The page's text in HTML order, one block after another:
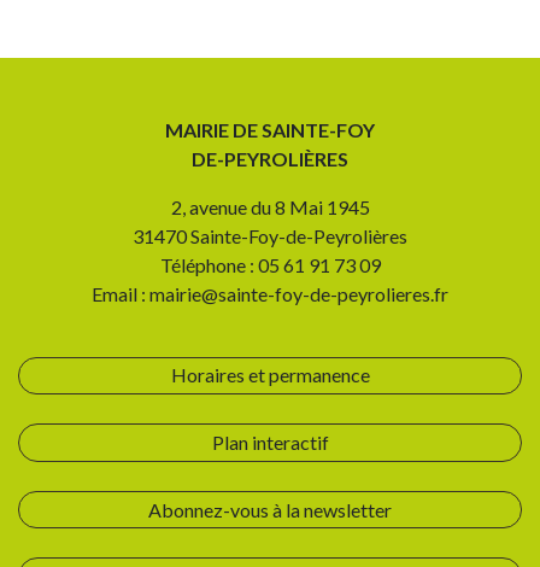
MAIRIE DE SAINTE-FOY
DE-PEYROLIÈRES
2, avenue du 8 Mai 1945
31470 Sainte-Foy-de-Peyrolières
Téléphone : 05 61 91 73 09
Email : mairie@sainte-foy-de-peyrolieres.fr
Horaires et permanence
Plan interactif
Abonnez-vous à la newsletter